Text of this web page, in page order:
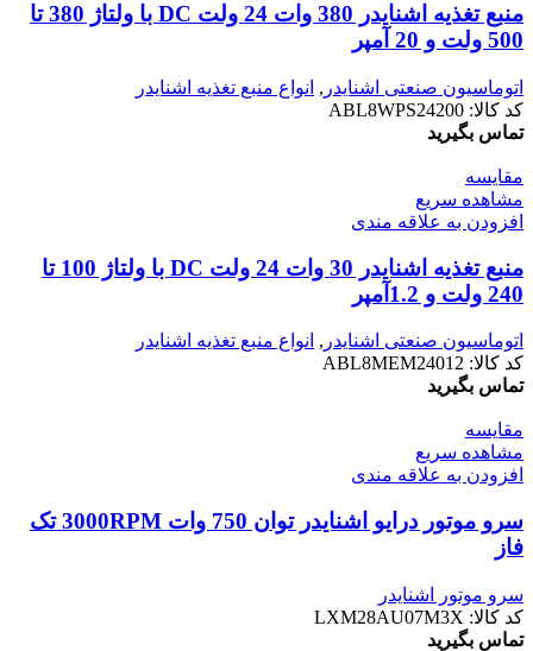
منبع تغذیه اشنایدر 380 وات 24 ولت DC با ولتاژ 380 تا
500 ولت و 20 آمپر
اتوماسیون صنعتی اشنایدر , انواع منبع تغذیه اشنایدر
کد کالا: ABL8WPS24200
تماس بگیرید
مقایسه
مشاهده سریع
افزودن به علاقه مندی
منبع تغذیه اشنایدر 30 وات 24 ولت DC با ولتاژ 100 تا
240 ولت و 1.2آمپر
اتوماسیون صنعتی اشنایدر , انواع منبع تغذیه اشنایدر
کد کالا: ABL8MEM24012
تماس بگیرید
مقایسه
مشاهده سریع
افزودن به علاقه مندی
سرو موتور درایو اشنایدر توان 750 وات 3000RPM تک
فاز
سرو موتور اشنایدر
کد کالا: LXM28AU07M3X
تماس بگیرید